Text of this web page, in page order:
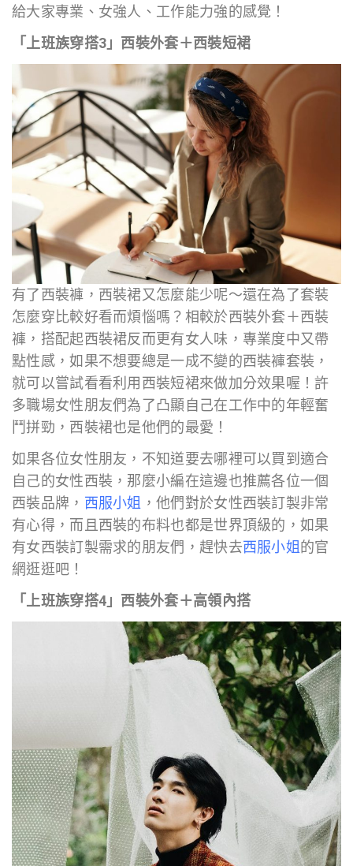
給大家專業、女強人、工作能力強的感覺！
「上班族穿搭3」西裝外套＋西裝短裙
有了西裝褲，西裝裙又怎麼能少呢～還在為了套裝
怎麼穿比較好看而煩惱嗎？相較於西裝外套＋西裝
褲，搭配起西裝裙反而更有女人味，專業度中又帶
點性感，如果不想要總是一成不變的西裝褲套裝，
就可以嘗試看看利用西裝短裙來做加分效果喔！許
多職場女性朋友們為了凸顯自己在工作中的年輕奮
鬥拼勁，西裝裙也是他們的最愛！
如果各位女性朋友，不知道要去哪裡可以買到適合
自己的女性西裝，那麼小編在這邊也推薦各位一個
西裝品牌， 西服小姐 ，他們對於女性西裝訂製非常
有心得，而且西裝的布料也都是世界頂級的，如果
有女西裝訂製需求的朋友們，趕快去西服小姐的官
網逛逛吧！
「上班族穿搭4」西裝外套＋高領內搭